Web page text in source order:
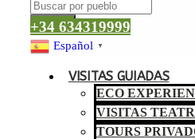
Buscar
+34 634319999
Español ▼
VISITAS GUIADAS
ECO
VISITAS
TOURS